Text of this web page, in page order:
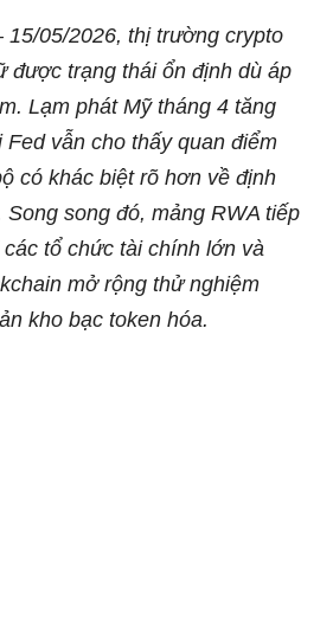
15/05/2026, thị trường crypto
được trạng thái ổn định dù áp
Lạm phát Mỹ tháng 4 tăng
Fed vẫn cho thấy quan điểm
có khác biệt rõ hơn về định
song đó, mảng RWA tiếp
tổ chức tài chính lớn và
mở rộng thử nghiệm
kho bạc token hóa.